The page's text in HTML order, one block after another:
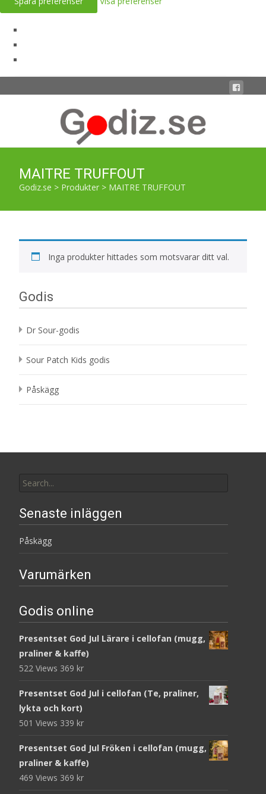
MAITRE TRUFFOUT
Godiz.se > Produkter > MAITRE TRUFFOUT
Inga produkter hittades som motsvarar ditt val.
Godis
Dr Sour-godis
Sour Patch Kids godis
Påskägg
for:
Senaste inläggen
Påskägg
Varumärken
Godis online
Presentset God Jul Lärare i cellofan (mugg,
praliner & kaffe)
522 Views 369 kr
Presentset God Jul i cellofan (Te, praliner,
lykta och kort)
501 Views 339 kr
Presentset God Jul Fröken i cellofan (mugg,
praliner & kaffe)
469 Views 369 kr